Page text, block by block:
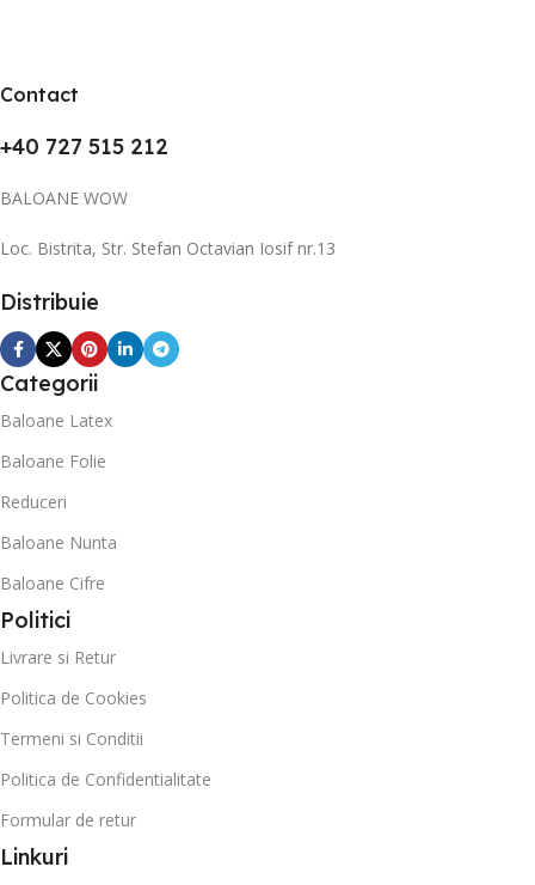
Contact
+40 727 515 212
BALOANE WOW
Loc. Bistrita, Str. Stefan Octavian Iosif nr.13
Distribuie
Categorii
Baloane Latex
Baloane Folie
Reduceri
Baloane Nunta
Baloane Cifre
Politici
Livrare si Retur
Politica de Cookies
Termeni si Conditii
Politica de Confidentialitate
Formular de retur
Linkuri